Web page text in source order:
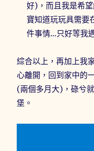
好)，而且我是希
寶知道玩玩具需要
件事情…只好等我
綜合以上，再加上我
心離開，回到家中的
(兩個多月大)，碌兮
堡。